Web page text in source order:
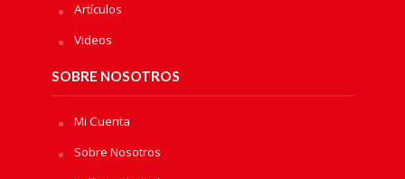
Artículos
Videos
SOBRE NOSOTROS
Mi Cuenta
Sobre Nosotros